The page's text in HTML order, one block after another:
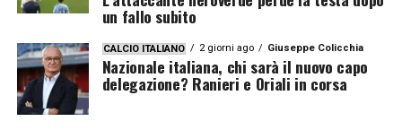
un fallo subito
CALCIO ITALIANO 2 giorni ago Giuseppe Colicchia
Nazionale italiana, chi sarà il nuovo capo
delegazione? Ranieri e Oriali in corsa